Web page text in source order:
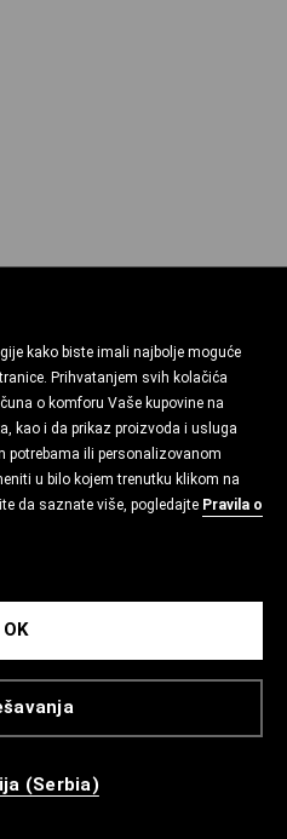
kako biste imali najbolje moguće
Prihvatanjem svih kolačića
o komforu Vaše kupovine na
kao i da prikaz proizvoda i usluga
potrebama ili personalizovanom
u bilo kojem trenutku klikom na
da saznate više, pogledajte Pravila o
OK
(Serbia)